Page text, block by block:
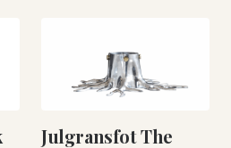
Julgransfot The